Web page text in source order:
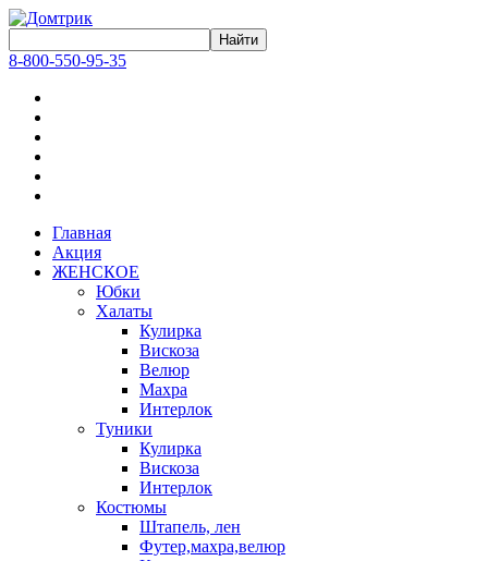
8-800-550-95-35
Главная
Акция
ЖЕНСКОЕ
Юбки
Халаты
Кулирка
Вискоза
Велюр
Махра
Интерлок
Туники
Кулирка
Вискоза
Интерлок
Костюмы
Штапель, лен
Футер,махра,велюр